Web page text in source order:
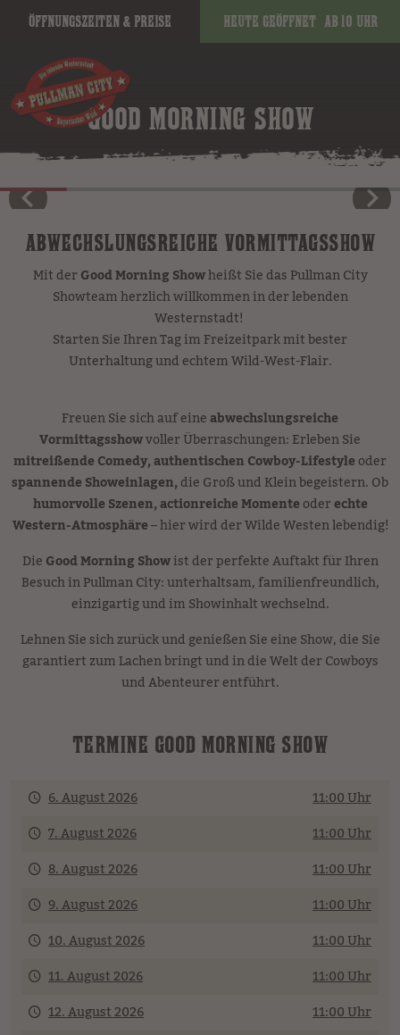
Öffnungszeiten & Preise Heute geöffnet ab 10 Uhr
GOOD MORNING SHOW
ABWECHSLUNGSREICHE VORMITTAGSSHOW
Mit derGood Morning Showheißt Sie das Pullman City
Showteam herzlich willkommen in der lebenden
Westernstadt!
Starten Sie Ihren Tag im Freizeitpark mit bester
Unterhaltung und echtem Wild-West-Flair.
Freuen Sie sich auf eineabwechslungsreiche
Vormittagsshowvoller Überraschungen: Erleben Sie
mitreißende Comedy, authentischen Cowboy-Lifestyleoder
spannende Showeinlagen,die Groß und Klein begeistern. Ob
humorvolle Szenen, actionreiche Momenteoderechte
Western-Atmosphäre– hier wird der Wilde Westen lebendig!
DieGood Morning Showist der perfekte Auftakt für Ihren
Besuch in Pullman City: unterhaltsam, familienfreundlich,
einzigartig und im Showinhalt wechselnd.
Lehnen Sie sich zurück und genießen Sie eine Show, die Sie
garantiert zum Lachen bringt und in die Welt der Cowboys
und Abenteurer entführt.
TERMINE GOOD MORNING SHOW
6. August 2026
11:00 Uhr
7. August 2026
11:00 Uhr
8. August 2026
11:00 Uhr
9. August 2026
11:00 Uhr
10. August 2026
11:00 Uhr
11. August 2026
11:00 Uhr
12. August 2026
11:00 Uhr